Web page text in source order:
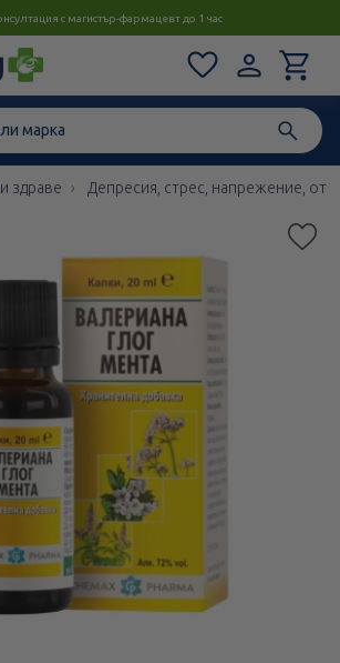
с магистър-фармацевт до 1 час
здраве Депресия, стрес, напрежение,